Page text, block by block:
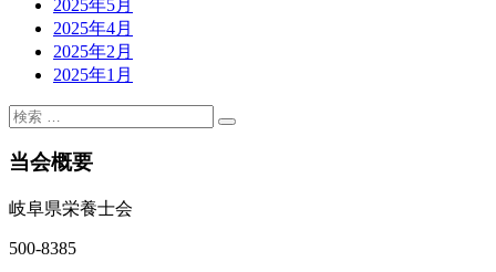
2025年5月
2025年4月
2025年2月
2025年1月
当会概要
岐阜県栄養士会
500-8385